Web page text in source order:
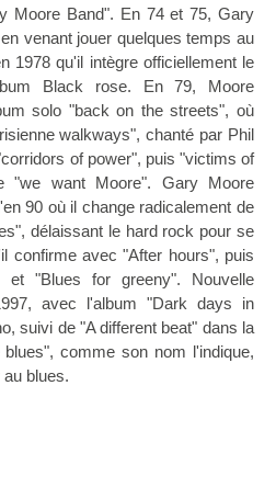
Moore Band". En 74 et 75, Gary
venant jouer quelques temps au
1978 qu'il intègre officiellement le
Black rose. En 79, Moore
solo "back on the streets", où
walkways", chanté par Phil
of power", puis "victims of
"we want Moore". Gary Moore
90 où il change radicalement de
délaissant le hard rock pour se
confirme avec "After hours", puis
et "Blues for greeny". Nouvelle
avec l'album "Dark days in
suivi de "A different beat" dans la
comme son nom l'indique,
blues.